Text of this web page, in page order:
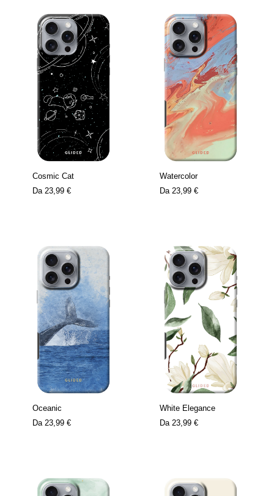
Cosmic Cat
Da 23,99 €
Watercolor
Da 23,99 €
Oceanic
Da 23,99 €
White Elegance
Da 23,99 €